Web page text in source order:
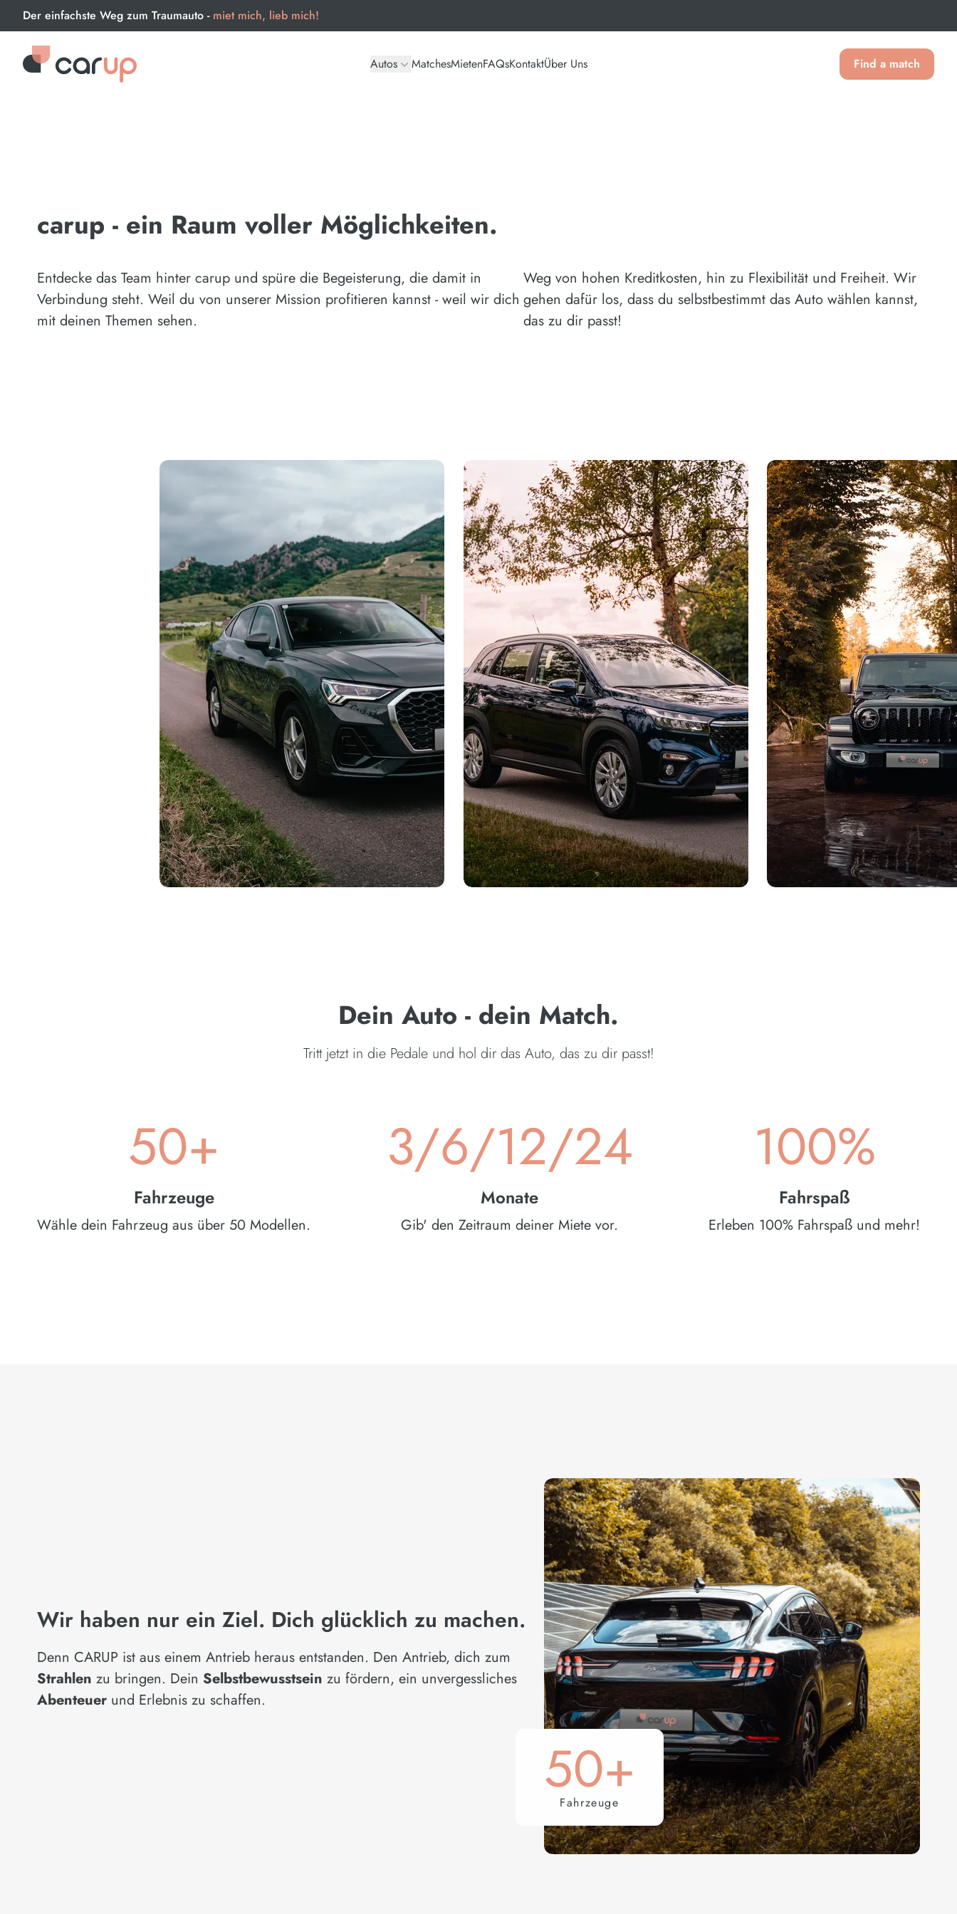
Der einfachste Weg zum Traumauto - miet mich, lieb mich!
Autos MatchesMietenFAQsKontaktÜber Uns Find a match
carup - ein Raum voller Möglichkeiten.
Entdecke das Team hinter carup und spüre die Begeisterung, die damit in
Verbindung steht. Weil du von unserer Mission profitieren kannst - weil wir dich
mit deinen Themen sehen.
Weg von hohen Kreditkosten, hin zu Flexibilität und Freiheit. Wir
gehen dafür los, dass du selbstbestimmt das Auto wählen kannst,
das zu dir passt!
Dein Auto - dein Match.
Tritt jetzt in die Pedale und hol dir das Auto, das zu dir passt!
50+
Fahrzeuge
Wähle dein Fahrzeug aus über 50 Modellen.
3/6/12/24
Monate
Gib' den Zeitraum deiner Miete vor.
100%
Fahrspaß
Erleben 100% Fahrspaß und mehr!
Wir haben nur ein Ziel. Dich glücklich zu machen.
Denn CARUP ist aus einem Antrieb heraus entstanden. Den Antrieb, dich zum
Strahlen zu bringen. Dein Selbstbewusstsein zu fördern, ein unvergessliches
Abenteuer und Erlebnis zu schaffen.
50+
Fahrzeuge